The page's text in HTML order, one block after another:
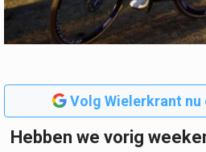
Volg Wielerkrant nu
Hebben we vorig